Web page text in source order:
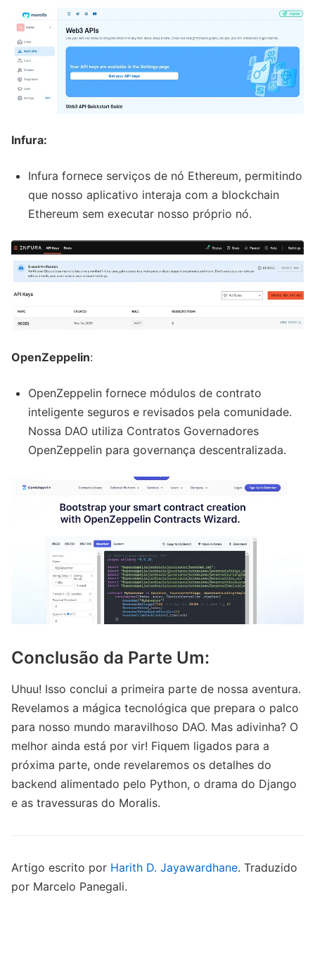
Infura:
Infura fornece serviços de nó Ethereum, permitindo
que nosso aplicativo interaja com a blockchain
Ethereum sem executar nosso próprio nó.
OpenZeppelin:
OpenZeppelin fornece módulos de contrato
inteligente seguros e revisados pela comunidade.
Nossa DAO utiliza Contratos Governadores
OpenZeppelin para governança descentralizada.
Conclusão da Parte Um:
Uhuu! Isso conclui a primeira parte de nossa aventura.
Revelamos a mágica tecnológica que prepara o palco
para nosso mundo maravilhoso DAO. Mas adivinha? O
melhor ainda está por vir! Fiquem ligados para a
próxima parte, onde revelaremos os detalhes do
backend alimentado pelo Python, o drama do Django
e as travessuras do Moralis.
Artigo escrito por Harith D. Jayawardhane. Traduzido
por Marcelo Panegali.